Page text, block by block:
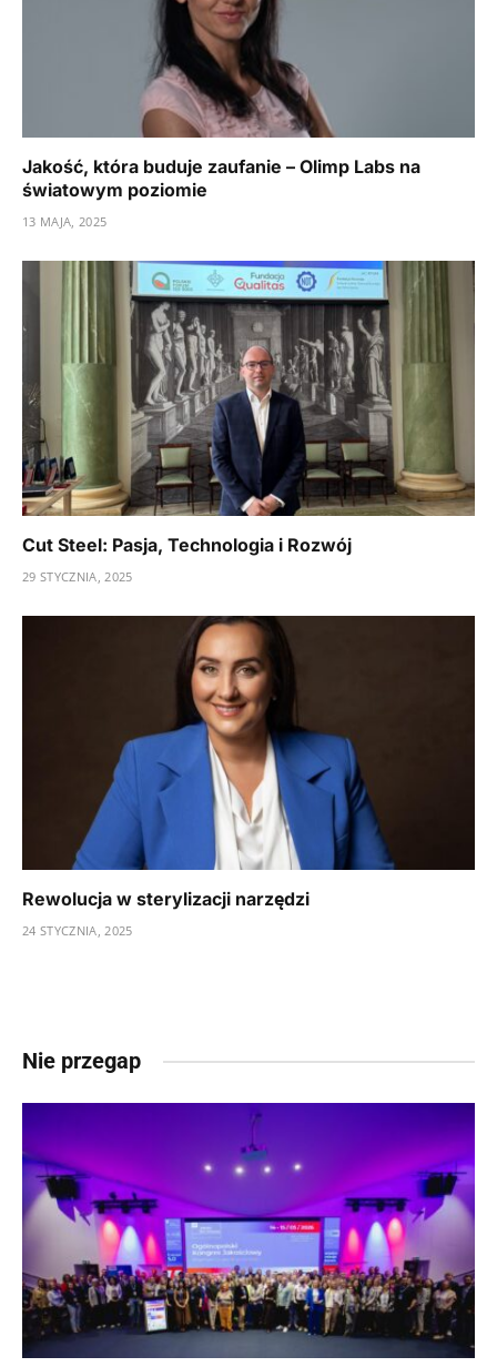
Jakość, która buduje zaufanie – Olimp Labs na
światowym poziomie
13 MAJA, 2025
Cut Steel: Pasja, Technologia i Rozwój
29 STYCZNIA, 2025
Rewolucja w sterylizacji narzędzi
24 STYCZNIA, 2025
Nie przegap